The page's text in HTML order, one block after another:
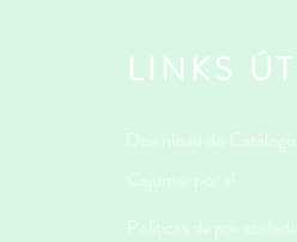
LINKS
Download do Catálogo
Cajumar por aí
Políticas de privacidade